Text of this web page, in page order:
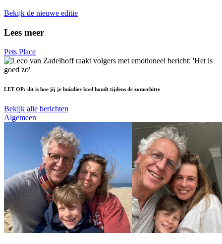
Bekijk de nieuwe editie
Lees meer
Pets Place
LET OP: dit is hoe jij je huisdier koel houdt tijdens de zomerhitte
Bekijk alle berichten
Algemeen